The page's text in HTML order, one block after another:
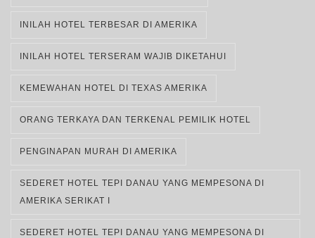
INILAH HOTEL TERBESAR DI AMERIKA
INILAH HOTEL TERSERAM WAJIB DIKETAHUI
KEMEWAHAN HOTEL DI TEXAS AMERIKA
ORANG TERKAYA DAN TERKENAL PEMILIK HOTEL
PENGINAPAN MURAH DI AMERIKA
SEDERET HOTEL TEPI DANAU YANG MEMPESONA DI
AMERIKA SERIKAT I
SEDERET HOTEL TEPI DANAU YANG MEMPESONA DI